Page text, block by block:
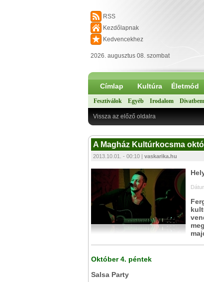
RSS
Kezdőlapnak
Kedvencekhez
2026. augusztus 08. szombat
Címlap Kultúra Életmód
Fesztiválok Egyéb Irodalom
Vissza az előző oldalra
A Magház Kultúrkocsma
2013.10.01. - 00:10 | vaskarika.hu
Október 4. péntek
Salsa Party